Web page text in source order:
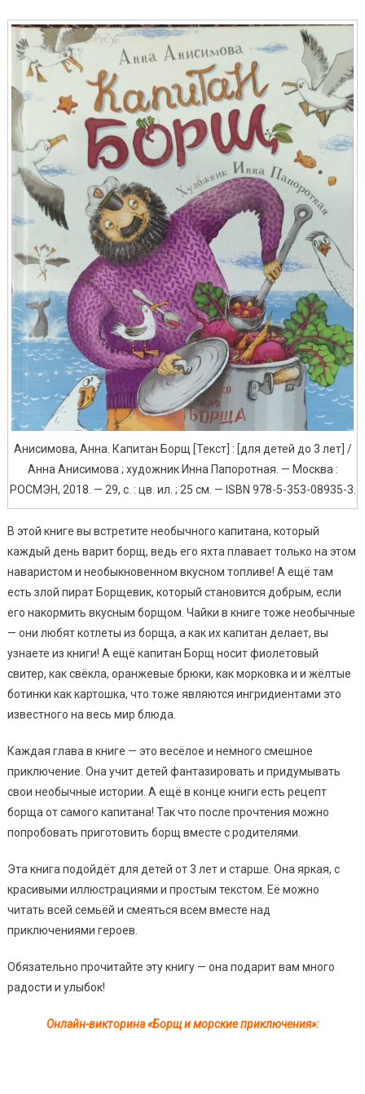
Анисимова, Анна. Капитан Борщ [Текст] : [для детей до 3 лет] /
Анна Анисимова ; художник Инна Папоротная. — Москва :
РОСМЭН, 2018. — 29, с. : цв. ил. ; 25 см. — ISBN 978-5-353-08935-3.
В этой книге вы встретите необычного капитана, который
каждый день варит борщ, ведь его яхта плавает только на этом
наваристом и необыкновенном вкусном топливе! А ещё там
есть злой пират Борщевик, который становится добрым, если
его накормить вкусным борщом. Чайки в книге тоже необычные
— они любят котлеты из борща, а как их капитан делает, вы
узнаете из книги! А ещё капитан Борщ носит фиолетовый
свитер, как свёкла, оранжевые брюки, как морковка и и жёлтые
ботинки как картошка, что тоже являются ингридиентами это
известного на весь мир блюда.
Каждая глава в книге — это весёлое и немного смешное
приключение. Она учит детей фантазировать и придумывать
свои необычные истории. А ещё в конце книги есть рецепт
борща от самого капитана! Так что после прочтения можно
попробовать приготовить борщ вместе с родителями.
Эта книга подойдёт для детей от 3 лет и старше. Она яркая, с
красивыми иллюстрациями и простым текстом. Её можно
читать всей семьёй и смеяться всем вместе над
приключениями героев.
Обязательно прочитайте эту книгу — она подарит вам много
радости и улыбок!
Онлайн-викторина «Борщ и морские приключения»: